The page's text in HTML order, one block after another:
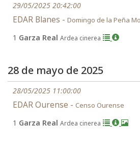
29/05/2025 20:42:00
EDAR Blanes - Domingo de la Peña
1 Garza Real Ardea cinerea
28 de mayo de 2025
28/05/2025 11:00:00
EDAR Ourense - Censo Ourense
1 Garza Real Ardea cinerea